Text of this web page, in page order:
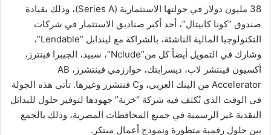
38 مليون دولار في جولتها الاستثمارية (Series A)، وذلك بقيادة
صندوق “كونا كابيتال”، أحد أكبر صناديق الاستثمار في شركات
التكنولوجيا المالية الناشئة، بالشراكة مع ليندابل “Lendable”،
وشارك في التمويل أيضاً كل من”Nclude”، سبيد، الجيبرا فينترز،
أكسيون فينتشر لاب، ديسرابتك، خوارزمي فينتشرز، AB
Accelerator من البنك العربي، وC فنتشرز وغيرها. تأتي هذه الجولة
في الوقت الذي تُكثف فيه شركة “خزنة” جهودها لتوفير حلول للبدائل
النقدية غير الرسمية في جميع المحافظات المصرية، وذلك بالجمع
بين حلول رقمية متطورة ونموذج أعمال مبتكر.